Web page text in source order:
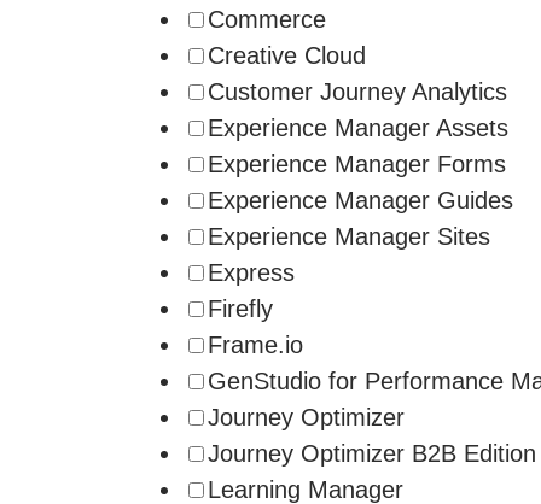
Commerce
Creative Cloud
Customer Journey Analytics
Experience Manager Assets
Experience Manager Forms
Experience Manager Guides
Experience Manager Sites
Express
Firefly
Frame.io
GenStudio for Performance
Journey Optimizer
Journey Optimizer B2B Edition
Learning Manager